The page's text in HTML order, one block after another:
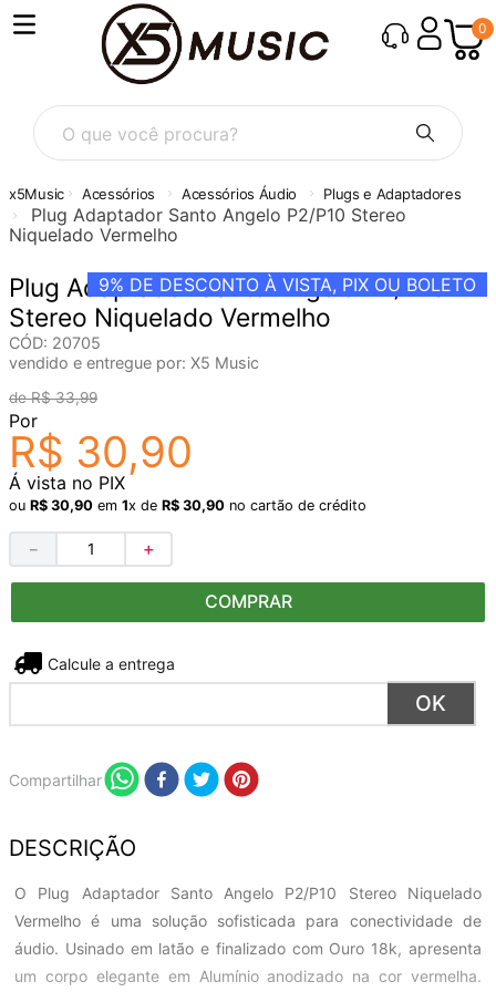
0
O que você procura?
Acessórios Acessórios Áudio Plugs e Adaptadores
Plug Adaptador Santo Angelo P2/P10 Stereo
Niquelado Vermelho
9% DE DESCONTO À VISTA, PIX OU BOLETO
Plug Adaptador Santo Angelo P2/P10
Stereo Niquelado Vermelho
CÓD: 20705
vendido e entregue por: X5 Music
R$ 33,99
Por
R$ 30,90
Á vista no PIX
ou R$ 30,90 em 1x de R$ 30,90 no cartão de crédito
＋
－
COMPRAR
Não sei meu CEP
Compartilhar
DESCRIÇÃO
O Plug Adaptador Santo Angelo P2/P10 Stereo Niquelado
Vermelho é uma solução sofisticada para conectividade de
áudio. Usinado em latão e finalizado com Ouro 18k, apresenta
um corpo elegante em Alumínio anodizado na cor vermelha.